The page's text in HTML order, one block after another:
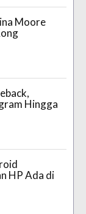
Moore
Hingga
HP Ada di